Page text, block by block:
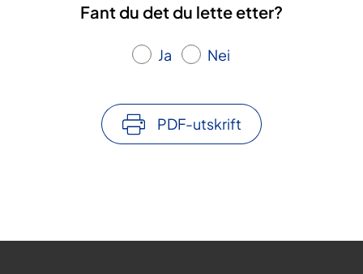
Fant du det du lette etter?
Ja Nei
PDF-utskrift